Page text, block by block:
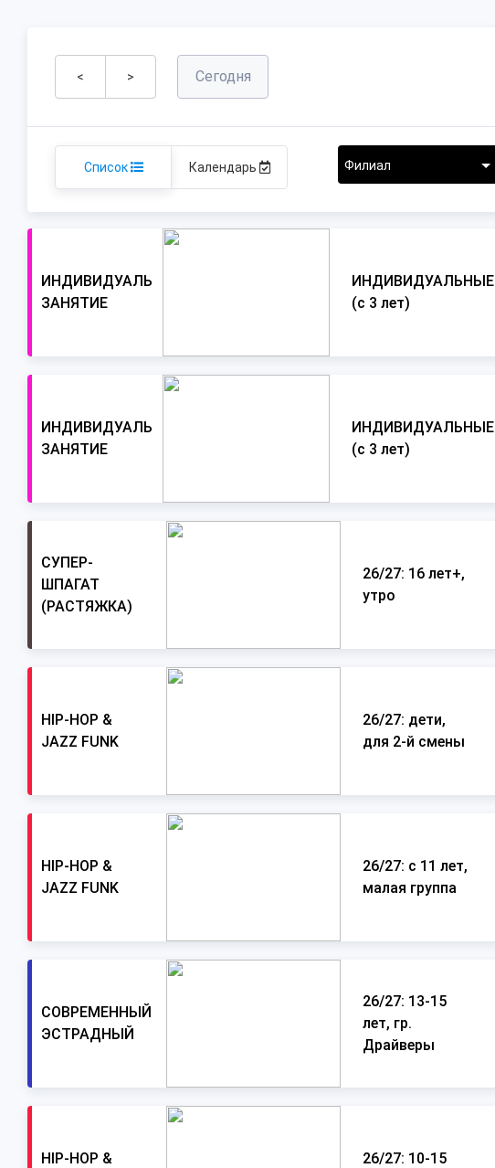
< > Сегодня
Список Календарь
ИНДИВИДУАЛЬНОЕ
ЗАНЯТИЕ
ИНДИВИДУАЛЬНЫЕ
(с 3 лет)
ИНДИВИДУАЛЬНОЕ
ЗАНЯТИЕ
ИНДИВИДУАЛЬНЫЕ
(с 3 лет)
СУПЕР-
ШПАГАТ
(РАСТЯЖКА)
26/27: 16 лет+,
утро
HIP-HOP &
JAZZ FUNK
26/27: дети,
для 2-й смены
HIP-HOP &
JAZZ FUNK
26/27: с 11 лет,
малая группа
СОВРЕМЕННЫЙ
ЭСТРАДНЫЙ
26/27: 13-15
лет, гр.
Драйверы
HIP-HOP &
26/27: 10-15